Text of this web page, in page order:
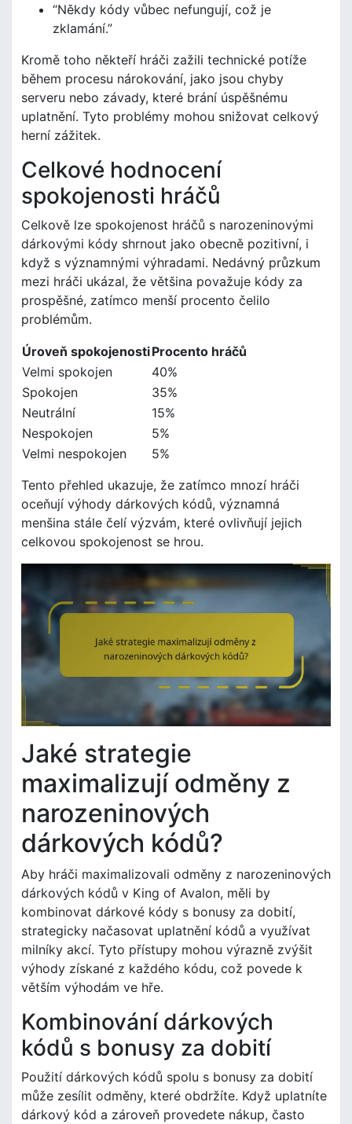
“Někdy kódy vůbec nefungují, což je
zklamání.”
Kromě toho někteří hráči zažili technické potíže
během procesu nárokování, jako jsou chyby
serveru nebo závady, které brání úspěšnému
uplatnění. Tyto problémy mohou snižovat celkový
herní zážitek.
Celkové hodnocení
spokojenosti hráčů
Celkově lze spokojenost hráčů s narozeninovými
dárkovými kódy shrnout jako obecně pozitivní, i
když s významnými výhradami. Nedávný průzkum
mezi hráči ukázal, že většina považuje kódy za
prospěšné, zatímco menší procento čelilo
problémům.
Úroveň spokojenostiProcento hráčů
Velmi spokojen
40%
Spokojen
35%
Neutrální
15%
Nespokojen
5%
Velmi nespokojen
5%
Tento přehled ukazuje, že zatímco mnozí hráči
oceňují výhody dárkových kódů, významná
menšina stále čelí výzvám, které ovlivňují jejich
celkovou spokojenost se hrou.
Jaké strategie
maximalizují odměny z
narozeninových
dárkových kódů?
Aby hráči maximalizovali odměny z narozeninových
dárkových kódů v King of Avalon, měli by
kombinovat dárkové kódy s bonusy za dobití,
strategicky načasovat uplatnění kódů a využívat
milníky akcí. Tyto přístupy mohou výrazně zvýšit
výhody získané z každého kódu, což povede k
větším výhodám ve hře.
Kombinování dárkových
kódů s bonusy za dobití
Použití dárkových kódů spolu s bonusy za dobití
může zesílit odměny, které obdržíte. Když uplatníte
dárkový kód a zároveň provedete nákup, často